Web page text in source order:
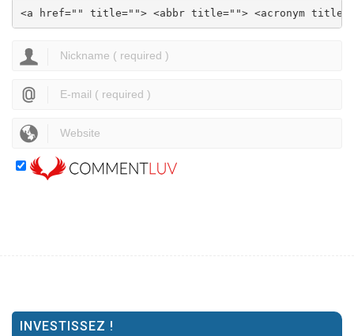
<a href="" title=""> <abbr title=""> <acronym
INVESTISSEZ !